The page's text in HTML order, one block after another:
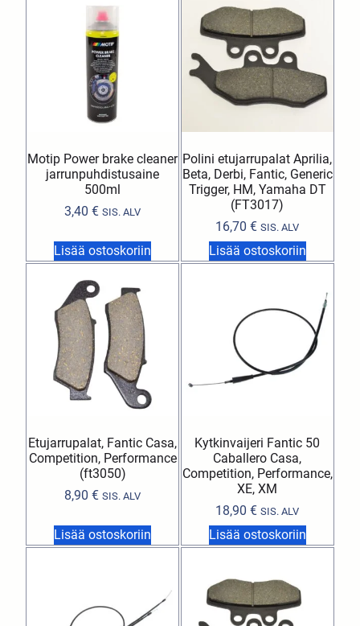
Motip Power brake cleaner
jarrunpuhdistusaine
500ml
3,40€ SIS. ALV
Lisää ostoskoriin
Polini etujarrupalat Aprilia,
Beta, Derbi, Fantic, Generic
Trigger, HM, Yamaha DT
(FT3017)
16,70€ SIS. ALV
Lisää ostoskoriin
Etujarrupalat, Fantic Casa,
Competition, Performance
(ft3050)
8,90€ SIS. ALV
Lisää ostoskoriin
Kytkinvaijeri Fantic 50
Caballero Casa,
Competition, Performance,
XE, XM
18,90€ SIS. ALV
Lisää ostoskoriin